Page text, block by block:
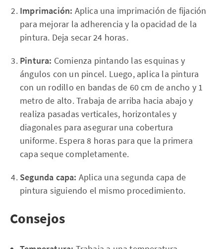
Imprimación: Aplica una imprimación de fijación
para mejorar la adherencia y la opacidad de la
pintura. Deja secar 24 horas.
Pintura: Comienza pintando las esquinas y
ángulos con un pincel. Luego, aplica la pintura
con un rodillo en bandas de 60 cm de ancho y 1
metro de alto. Trabaja de arriba hacia abajo y
realiza pasadas verticales, horizontales y
diagonales para asegurar una cobertura
uniforme. Espera 8 horas para que la primera
capa seque completamente.
Segunda capa: Aplica una segunda capa de
pintura siguiendo el mismo procedimiento.
Consejos